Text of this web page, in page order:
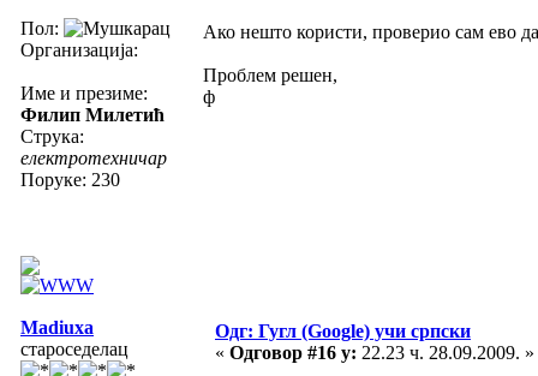
Пол:
Организација:
Име и презиме:
Филип Милетић
Струка:
електротехничар
Поруке: 230
Ако нешто користи, проверио сам ево
Проблем решен,
ф
Madiuxa
староседелац
Одг: Гугл (Google) учи српски
« Одговор #16 у: 22.23 ч. 28.09.2009. »